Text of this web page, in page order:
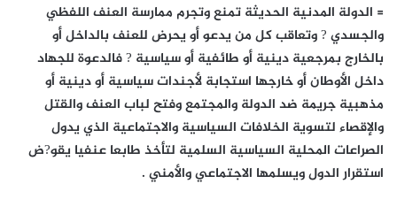
= الدولة المدنية الحديثة تمنع وتجرم ممارسة العنف اللفظي
والجسدي ? وتعاقب كل من يدعو أو يحرض للعنف بالداخل أو
بالخارج بمرجعية دينية أو طائفية أو سياسية ? فالدعوة للجهاد
داخل الأوطان أو خارجها استجابة لأجندات سياسية أو دينية أو
مذهبية جريمة ضد الدولة والمجتمع وفتح لباب العنف والقتل
والإقصاء لتسوية الخلافات السياسية والاجتماعية الذي يدول
الصراعات المحلية السياسية السلمية لتأخذ طابعا عنفيا يقو?ض
استقرار الدول ويسلمها الاجتماعي والأمني .